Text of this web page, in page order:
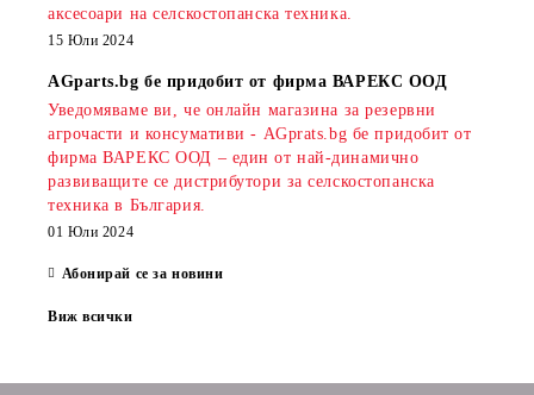
аксесоари на селскостопанска техника.
15 Юли 2024
AGparts.bg бе придобит от фирма ВАРЕКС ООД
Уведомяваме ви, че онлайн магазина за резервни
агрочасти и консумативи - AGprats.bg бе придобит от
фирма ВАРЕКС ООД – един от най-динамично
развиващите се дистрибутори за селскостопанска
техника в България.
01 Юли 2024
Абонирай се за новини
Виж всички